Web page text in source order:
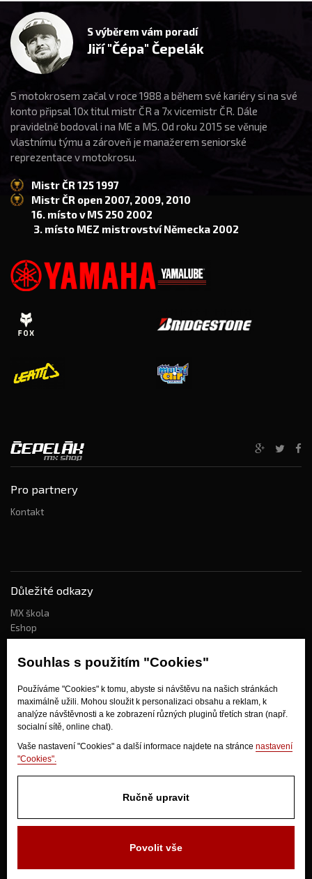
Souhlas s použitím "Cookies"
Používáme "Cookies" k tomu, abyste si návštěvu na našich stránkách
maximálně užili. Mohou sloužit k personalizaci obsahu a reklam, k
analýze návštěvnosti a ke zobrazení různých pluginů třetích stran (např.
socialní sítě, online chat).
Vaše nastavení "Cookies" a další informace najdete na stránce nastavení
"Cookies".
Ručně upravit
Povolit vše
S výběrem vám poradí
Jiří "Čépa" Čepelák
S motokrosem začal v roce 1988 a během své kariéry si na své
konto připsal 10x titul mistr ČR a 7x vicemistr ČR. Dále
pravidelně bodoval i na ME a MS. Od roku 2015 se věnuje
vlastnímu týmu a zároveň je manažerem seniorské
reprezentace v motokrosu.
Mistr ČR 125 1997
Mistr ČR open 2007, 2009, 2010
16. místo v MS 250 2002
3. místo MEZ mistrovství Německa 2002
Pro partnery
Kontakt
Důležité odkazy
MX škola
Eshop
Kdo jsme?
Jak nakupovat?
Obchodní podmínky
Doprava
Odstoupení od kupní smlouvy
280 02 Kolín